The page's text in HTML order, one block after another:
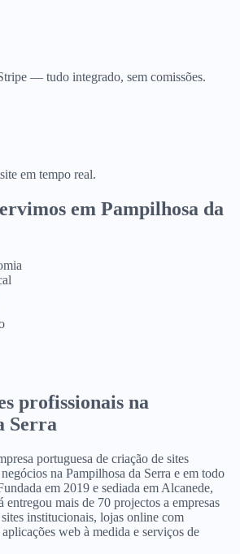
— tudo integrado, sem comissões.
em tempo real.
em Pampilhosa da
profissionais na
Serra
portuguesa de criação de sites
na Pampilhosa da Serra e em todo
em 2019 e sediada em Alcanede,
entregou mais de 70 projectos a empresas
institucionais, lojas online com
web à medida e serviços de